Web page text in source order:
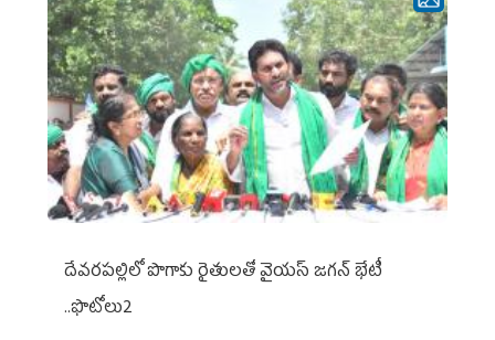
దేవరపల్లిలో పొగాకు రైతులతో వైయస్ జగన్ భేటీ
..ఫొటోలు2